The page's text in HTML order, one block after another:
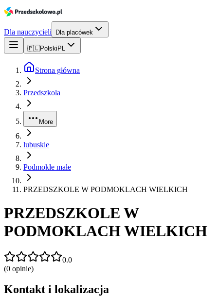
Dla nauczycieli Dla placówek
🇵🇱Polski PL
Strona główna
Przedszkola
More
lubuskie
Podmokle małe
PRZEDSZKOLE W PODMOKLACH WIELKICH
PRZEDSZKOLE W
PODMOKLACH WIELKICH
0.0
(0 opinie)
Kontakt i lokalizacja